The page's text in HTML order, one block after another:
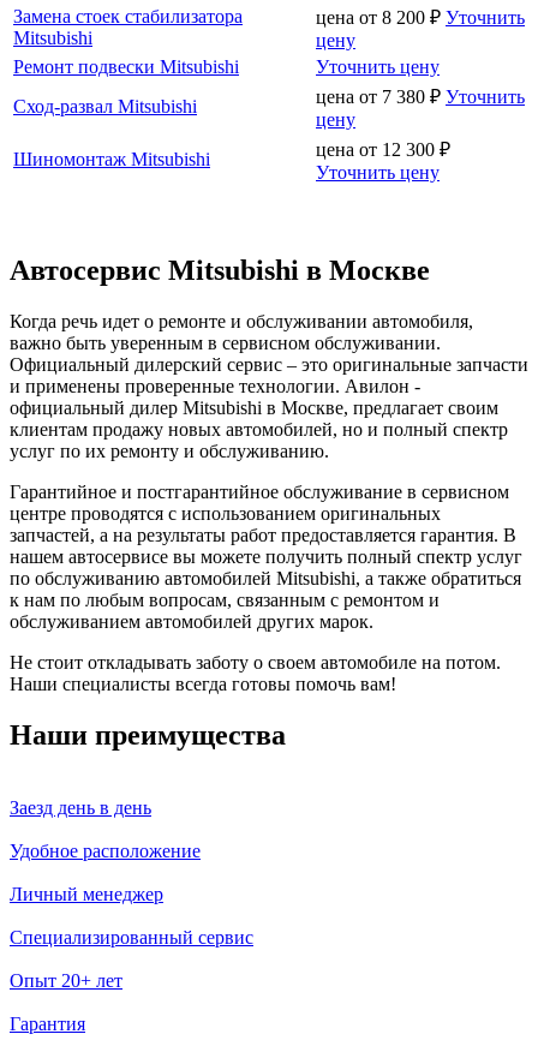
Замена стоек стабилизатора
Mitsubishi
цена от 8 200 ₽ Уточнить
цену
Ремонт подвески Mitsubishi
Уточнить цену
Сход-развал Mitsubishi
цена от 7 380 ₽ Уточнить
цену
Шиномонтаж Mitsubishi
цена от 12 300 ₽
Уточнить цену
Автосервис Mitsubishi в Москве
Когда речь идет о ремонте и обслуживании автомобиля,
важно быть уверенным в сервисном обслуживании.
Официальный дилерский сервис – это оригинальные запчасти
и применены проверенные технологии. Авилон -
официальный дилер Mitsubishi в Москве, предлагает своим
клиентам продажу новых автомобилей, но и полный спектр
услуг по их ремонту и обслуживанию.
Гарантийное и постгарантийное обслуживание в сервисном
центре проводятся с использованием оригинальных
запчастей, а на результаты работ предоставляется гарантия. В
нашем автосервисе вы можете получить полный спектр услуг
по обслуживанию автомобилей Mitsubishi, а также обратиться
к нам по любым вопросам, связанным с ремонтом и
обслуживанием автомобилей других марок.
Не стоит откладывать заботу о своем автомобиле на потом.
Наши специалисты всегда готовы помочь вам!
Наши преимущества
Заезд день в день
Удобное расположение
Личный менеджер
Специализированный сервис
Опыт 20+ лет
Гарантия